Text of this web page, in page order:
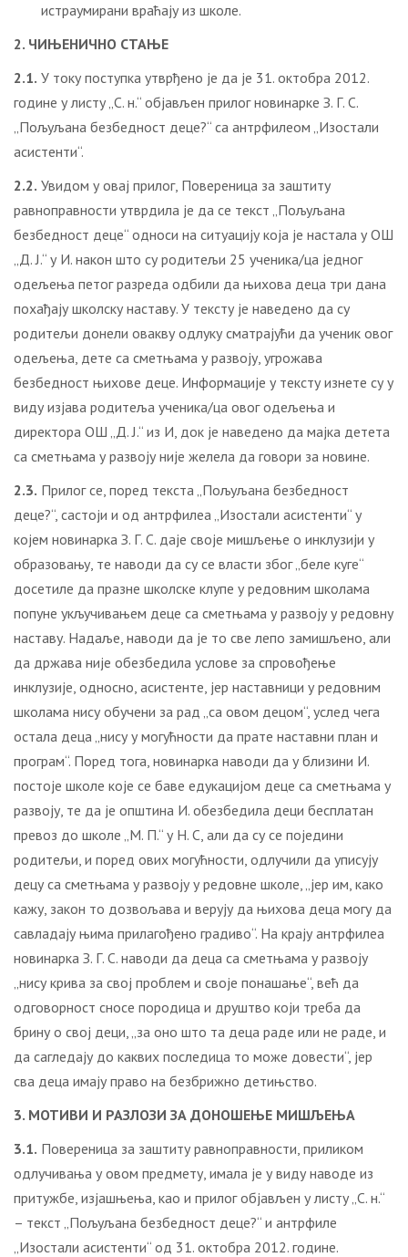
истраумирани враћају из школе.
2. ЧИЊЕНИЧНО СТАЊЕ
2.1. У току поступка утврђено је да је 31. октобра 2012.
године у листу „С. н.“ објављен прилог новинарке З. Г. С.
„Пољуљана безбедност деце?“ са антрфилеом „Изостали
асистенти“.
2.2. Увидом у овај прилог, Повереница за заштиту
равноправности утврдила је да се текст „Пољуљана
безбедност деце“ односи на ситуацију која је настала у ОШ
„Д. Ј.“ у И. након што су родитељи 25 ученика/ца једног
одељења петог разреда одбили да њихова деца три дана
похађају школску наставу. У тексту је наведено да су
родитељи донели овакву одлуку сматрајући да ученик овог
одељења, дете са сметњама у развоју, угрожава
безбедност њихове деце. Информације у тексту изнете су у
виду изјава родитеља ученика/ца овог одељења и
директора ОШ „Д. Ј.“ из И, док је наведено да мајка детета
са сметњама у развоју није желела да говори за новине.
2.3. Прилог се, поред текста „Пољуљана безбедност
деце?“, састоји и од антрфилеа „Изостали асистенти“ у
којем новинарка З. Г. С. даје своје мишљење о инклузији у
образовању, те наводи да су се власти због „беле куге“
досетиле да празне школске клупе у редовним школама
попуне укључивањем деце са сметњама у развоју у редовну
наставу. Надаље, наводи да је то све лепо замишљено, али
да држава није обезбедила услове за спровођење
инклузије, односно, асистенте, јер наставници у редовним
школама нису обучени за рад „са овом децом“, услед чега
остала деца „нису у могућности да прате наставни план и
програм“. Поред тога, новинарка наводи да у близини И.
постоје школе које се баве едукацијом деце са сметњама у
развоју, те да је општина И. обезбедила деци бесплатан
превоз до школе „М. П.“ у Н. С, али да су се поједини
родитељи, и поред ових могућности, одлучили да уписују
децу са сметњама у развоју у редовне школе, „јер им, како
кажу, закон то дозвољава и верују да њихова деца могу да
савладају њима прилагођено градиво“. На крају антрфилеа
новинарка З. Г. С. наводи да деца са сметњама у развоју
„нису крива за свој проблем и своје понашање“, већ да
одговорност сносе породица и друштво који треба да
брину о свој деци, „за оно што та деца раде или не раде, и
да сагледају до каквих последица то може довести“, јер
сва деца имају право на безбрижно детињство.
3. МОТИВИ И РАЗЛОЗИ ЗА ДОНОШЕЊЕ МИШЉЕЊА
3.1. Повереница за заштиту равноправности, приликом
одлучивања у овом предмету, имала је у виду наводе из
притужбе, изјашњења, као и прилог објављен у листу „С. н.“
– текст „Пољуљана безбедност деце?“ и антрфиле
„Изостали асистенти“ од 31. октобра 2012. године.